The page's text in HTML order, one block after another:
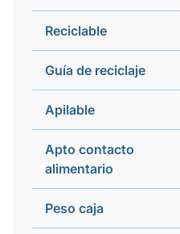
Reciclable
Guía de reciclaje
Apilable
Apto contacto
alimentario
Peso caja